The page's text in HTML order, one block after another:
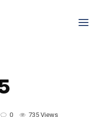
0 735 Views